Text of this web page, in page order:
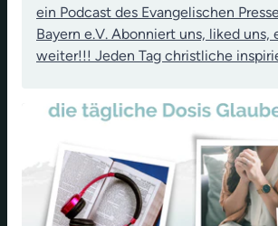
ein Podcast des Evangelischen
Bayern e.V. Abonniert uns, liked
weiter!!! Jeden Tag christliche